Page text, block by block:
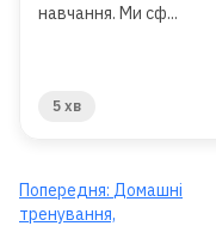
навчання. Ми сф...
5 хв
Попередня: Домашні
тренування,